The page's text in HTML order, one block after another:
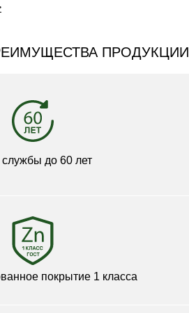
ПРОДУКЦИИ
до 60 лет
покрытие 1 класса